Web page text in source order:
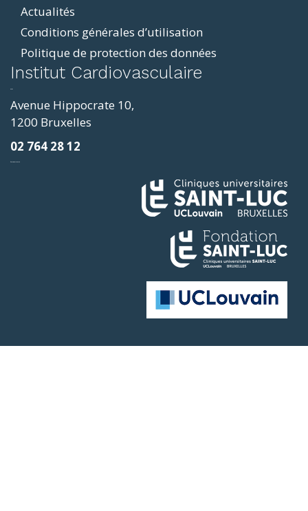
Actualités
Conditions générales d’utilisation
Politique de protection des données
Institut Cardiovasculaire
Avenue Hippocrate 10,
1200 Bruxelles
02 764 28 12